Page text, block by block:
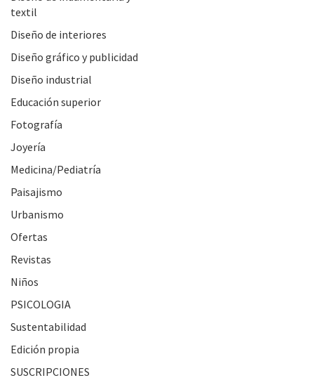
textil
Diseño de interiores
Diseño gráfico y publicidad
Diseño industrial
Educación superior
Fotografía
Joyería
Medicina/Pediatría
Paisajismo
Urbanismo
Ofertas
Revistas
Niños
PSICOLOGIA
Sustentabilidad
Edición propia
SUSCRIPCIONES